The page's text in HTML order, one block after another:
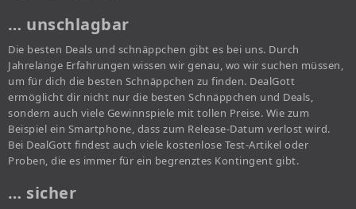
… unschlagbar
Die besten Deals und schnäppchen gibt es bei uns. Durch
Jahrelange Erfahrungen wissen wir genau, wo wir suchen müssen,
um für dich die besten Schnäppchen zu finden. DealGott
ermöglicht dir nicht nur die besten Schnäppchen und Deals,
sondern auch viele Gewinnspiele mit tollen Preise. Wie zum
Beispiel ein Smartphone, dass zum Release-Datum verlost wird.
Bei DealGott findest auch viele kostenlose Test-Artikel oder
Proben, die es immer für ein begrenztes Kontingent gibt.
… sicher